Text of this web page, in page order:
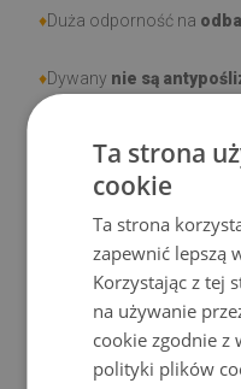
♦Duża odporność na
♦Dywany nie są
Prosimy pamiętać, że
użytkowaniu wynikające z
podlegają reklamacjom.
Jak dbać o produkt?
Czyść wilgotną szmatką
Ta strona
cookie
Ta strona
zapewnić lepszą
Korzystając z tej
na używanie
cookie zgodnie z
polityki plików